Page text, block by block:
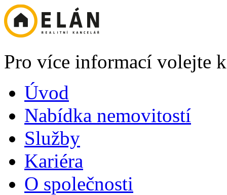
Pro více informací volejte
Úvod
Nabídka nemovitostí
Služby
Kariéra
O společnosti